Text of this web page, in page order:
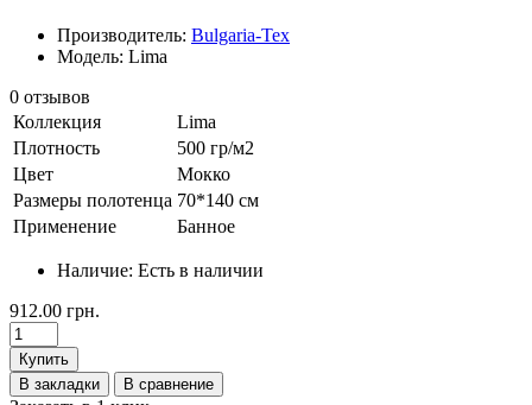
Производитель: Bulgaria-Tex
Модель: Lima
0 отзывов
Коллекция
Lima
Плотность
500 гр/м2
Цвет
Мокко
Размеры полотенца 70*140 см
Применение
Банное
Наличие: Есть в наличии
912.00 грн.
Купить
В закладки
В сравнение